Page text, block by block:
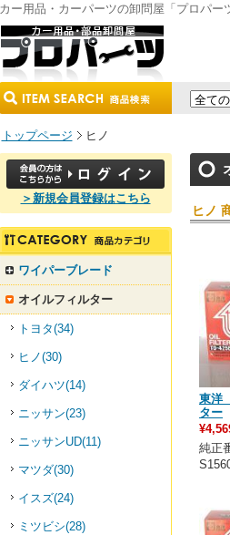
カー用品・カーパーツの卸問屋「プロパ
トップページ ヒノ
ヒノ
東洋
ター
純正
＞新規会員登録はこちら
ワイパーブレード
オイルフィルター
トヨタ(34)
ヒノ(30)
ダイハツ(14)
ニッサン(23)
ニッサンUD(11)
マツダ(30)
イスズ(24)
ミツビシ(28)